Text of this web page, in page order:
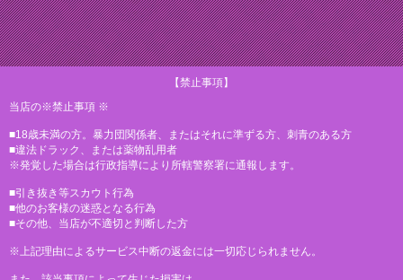
【禁止事項】
当店の※禁止事項 ※
■18歳未満の方。暴力団関係者、またはそれに準ずる方、刺青のある方
■違法ドラック、または薬物乱用者
※発覚した場合は行政指導により所轄警察署に通報します。
■引き抜き等スカウト行為
■他のお客様の迷惑となる行為
■その他、当店が不適切と判断した方
※上記理由によるサービス中断の返金には一切応じられません。